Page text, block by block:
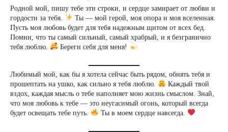
Родной мой, пишу тебе эти строки, и сердце замирает от любви и
гордости за тебя.
Ты — мой герой, моя опора и моя вселенная.
Пусть моя любовь будет для тебя надежным щитом от всех бед.
Помни, что ты самый сильный, самый храбрый, и я безгранично
тебя люблю.
Береги себя для меня!
Любимый мой, как бы я хотела сейчас быть рядом, обнять тебя и
прошептать на ушко, как сильно я тебя люблю.
Каждый твой
вздох, каждая мысль о тебе наполняет мою жизнь смыслом. Знай,
что моя любовь к тебе — это неугасимый огонь, который всегда
будет освещать тебе путь.
Ты в моем сердце навсегда.